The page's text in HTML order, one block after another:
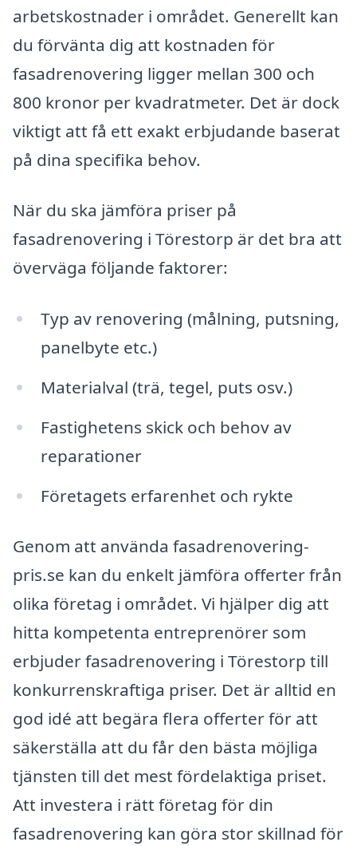
arbetskostnader i området. Generellt kan
du förvänta dig att kostnaden för
fasadrenovering ligger mellan 300 och
800 kronor per kvadratmeter. Det är dock
viktigt att få ett exakt erbjudande baserat
på dina specifika behov.
När du ska jämföra priser på
fasadrenovering i Törestorp är det bra att
överväga följande faktorer:
Typ av renovering (målning, putsning,
panelbyte etc.)
Materialval (trä, tegel, puts osv.)
Fastighetens skick och behov av
reparationer
Företagets erfarenhet och rykte
Genom att använda fasadrenovering-
pris.se kan du enkelt jämföra offerter från
olika företag i området. Vi hjälper dig att
hitta kompetenta entreprenörer som
erbjuder fasadrenovering i Törestorp till
konkurrenskraftiga priser. Det är alltid en
god idé att begära flera offerter för att
säkerställa att du får den bästa möjliga
tjänsten till det mest fördelaktiga priset.
Att investera i rätt företag för din
fasadrenovering kan göra stor skillnad för